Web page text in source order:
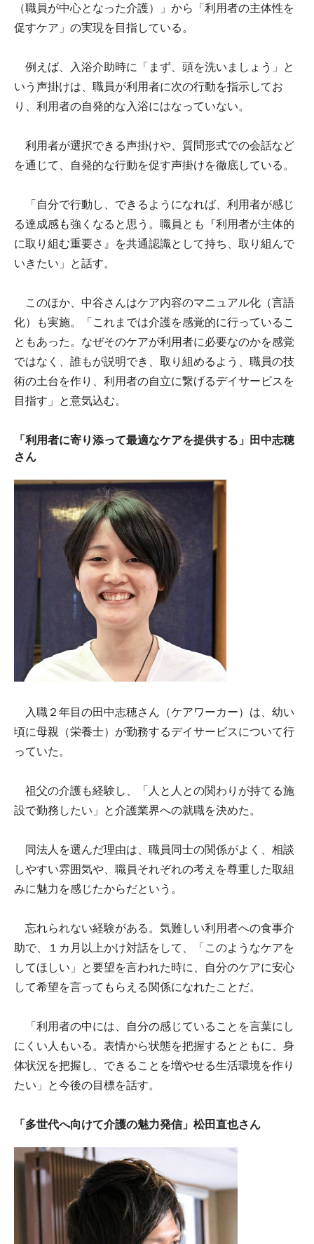
（職員が中心となった介護）」から「利用者の主体性を
促すケア」の実現を目指している。
例えば、入浴介助時に「まず、頭を洗いましょう」と
いう声掛けは、職員が利用者に次の行動を指示してお
り、利用者の自発的な入浴にはなっていない。
利用者が選択できる声掛けや、質問形式での会話など
を通じて、自発的な行動を促す声掛けを徹底している。
「自分で行動し、できるようになれば、利用者が感じ
る達成感も強くなると思う。職員とも『利用者が主体的
に取り組む重要さ』を共通認識として持ち、取り組んで
いきたい」と話す。
このほか、中谷さんはケア内容のマニュアル化（言語
化）も実施。「これまでは介護を感覚的に行っているこ
ともあった。なぜそのケアが利用者に必要なのかを感覚
ではなく、誰もが説明でき、取り組めるよう、職員の技
術の土台を作り、利用者の自立に繋げるデイサービスを
目指す」と意気込む。
「利用者に寄り添って最適なケアを提供する」田中志穂
さん
入職２年目の田中志穂さん（ケアワーカー）は、幼い
頃に母親（栄養士）が勤務するデイサービスについて行
っていた。
祖父の介護も経験し、「人と人との関わりが持てる施
設で勤務したい」と介護業界への就職を決めた。
同法人を選んだ理由は、職員同士の関係がよく、相談
しやすい雰囲気や、職員それぞれの考えを尊重した取組
みに魅力を感じたからだという。
忘れられない経験がある。気難しい利用者への食事介
助で、１カ月以上かけ対話をして、「このようなケアを
してほしい」と要望を言われた時に、自分のケアに安心
して希望を言ってもらえる関係になれたことだ。
「利用者の中には、自分の感じていることを言葉にし
にくい人もいる。表情から状態を把握するとともに、身
体状況を把握し、できることを増やせる生活環境を作り
たい」と今後の目標を話す。
「多世代へ向けて介護の魅力発信」松田直也さん